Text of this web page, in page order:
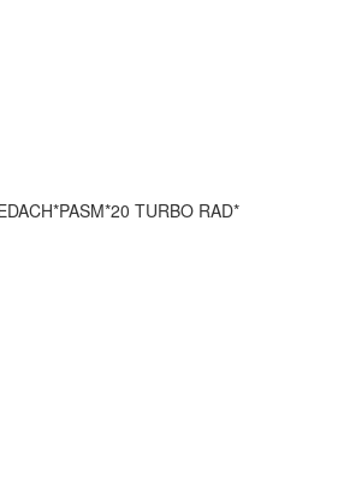
TURBO RAD*